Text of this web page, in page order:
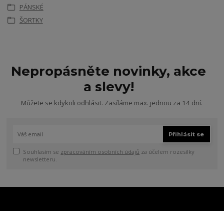
PÁNSKÉ
ŠORTKY
Nepropásněte novinky, akce
a slevy!
Můžete se kdykoli odhlásit. Zasíláme max. jednou za 14 dní.
Přihlásit se
Souhlasím se zpracováním osobních údajů za účelem rozesílky
newsletteru.